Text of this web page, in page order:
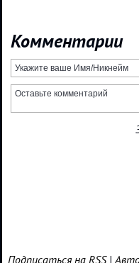
Комментарии
Подписаться на RSS|